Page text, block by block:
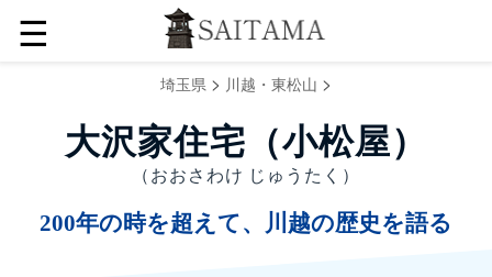
☰
埼玉県 > 川越・東松山 >
大沢家住宅（小松屋）
（おおさわけ じゅうたく）
200年の時を超えて、川越の歴史を語る